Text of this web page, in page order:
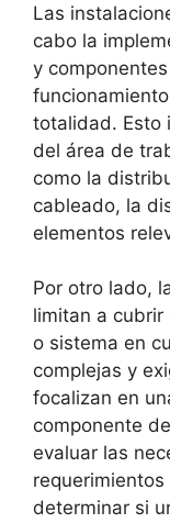
Las
cabo la
y
totalidad. Esto
del área de
como la
cableado, la
elementos
Por otro lado,
limitan a
o sistema en
complejas y
focalizan en
componente
evaluar las
determinar si